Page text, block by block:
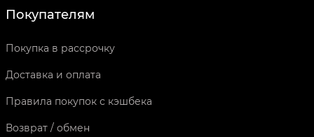
Покупателям
Покупка в рассрочку
Доставка и оплата
Правила покупок с кэшбека
Возврат / обмен